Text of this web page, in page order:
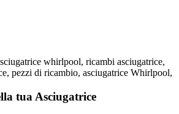
whirlpool, ricambi asciugatrice,
pezzi di ricambio, asciugatrice Whirlpool,
tua Asciugatrice